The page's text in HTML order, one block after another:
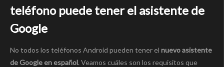
teléfono puede tener el asistente de
Google
No todos los teléfonos Android pueden tener el nuevo asistente
de Google en español. Veamos cuáles son los requisitos que